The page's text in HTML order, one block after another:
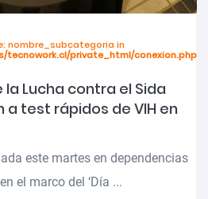
nombre_subcategoria in
tecnowork.cl/private_html/conexion.php
la Lucha contra el Sida
test rápidos de VIH en
este martes en dependencias
el marco del ‘Día ...